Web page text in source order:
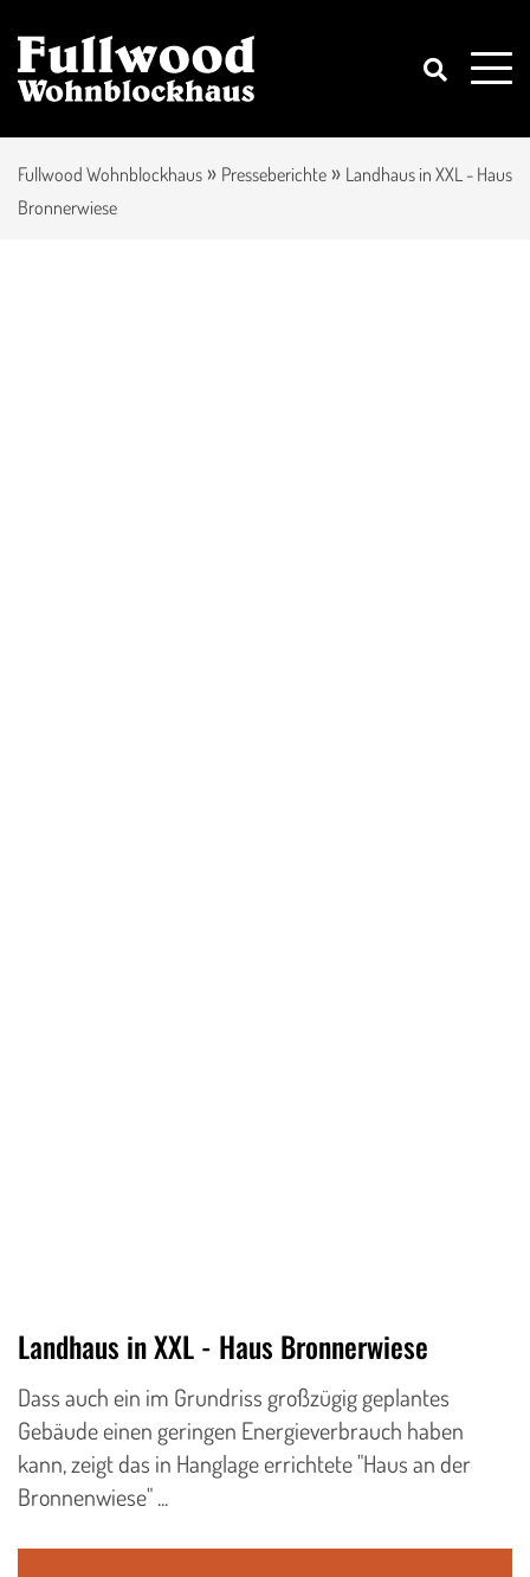
Fullwood Wohnblockhaus » Presseberichte » Landhaus in XXL - Haus
Bronnerwiese
Landhaus in XXL - Haus Bronnerwiese
Dass auch ein im Grundriss großzügig geplantes
Gebäude einen geringen Energieverbrauch haben
kann, zeigt das in Hanglage errichtete "Haus an der
Bronnenwiese" ...